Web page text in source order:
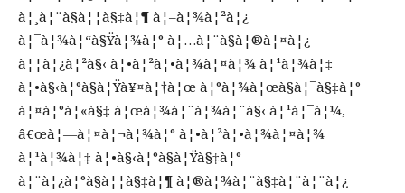
à¦¸à¦¨à§à¦¦à§‡à¦¶ à¦–à¦¾à¦²à¦¿
à¦¯à¦¾à¦“à§Ÿà¦¾à¦° à¦…à¦¨à§à¦®à¦¤à¦¿
à¦¦à¦¿à¦²à§‹ à¦•à¦²à¦•à¦¾à¦¤à¦¾ à¦¹à¦¾à¦‡
à¦•à§‹à¦°à§à¦Ÿà¥¤à¦†à¦œ à¦°à¦¾à¦œà§à¦¯à§‡à¦°
à¦¤à¦°à¦«à§‡ à¦œà¦¾à¦¨à¦¾à¦¨à§‹ à¦¹à¦¯à¦¼,
â€œà¦—à¦¤à¦¬à¦¾à¦° à¦•à¦²à¦•à¦¾à¦¤à¦¾
à¦¹à¦¾à¦‡ à¦•à§‹à¦°à§à¦Ÿà§‡à¦°
à¦¨à¦¿à¦°à§à¦¦à§‡à¦¶ à¦®à¦¾à¦¨à§‡à¦¨à¦¨à¦¿